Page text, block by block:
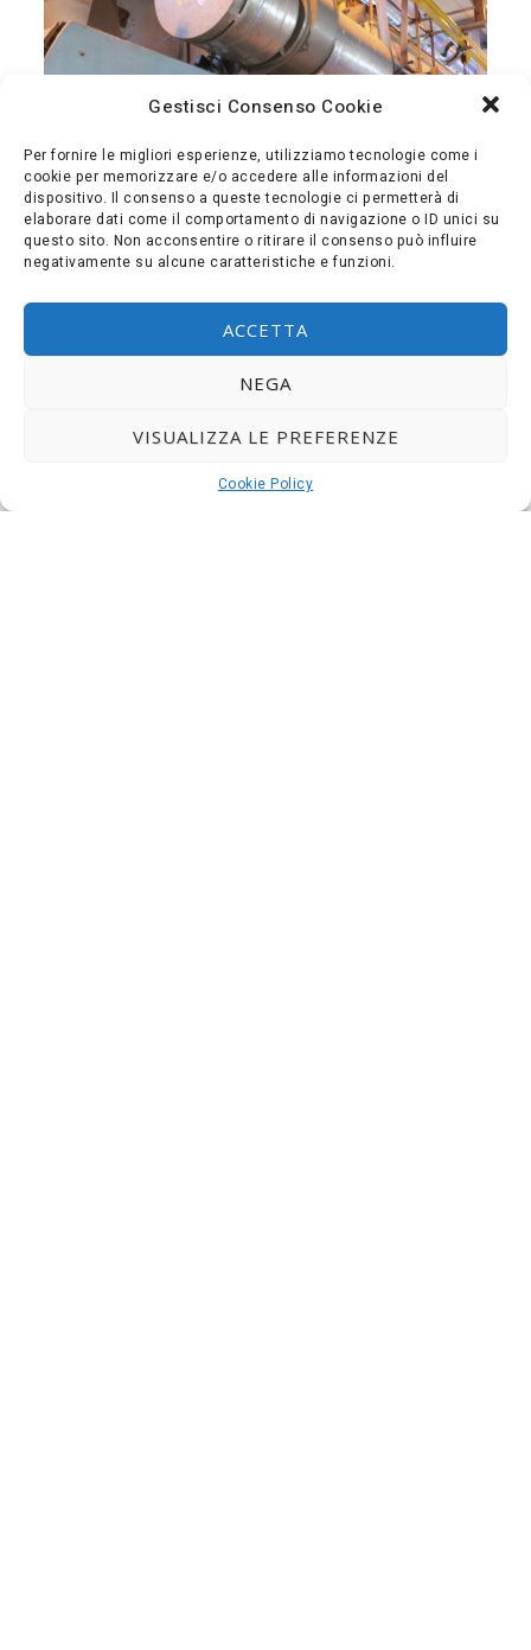
Gestisci Consenso Cookie
Per fornire le migliori esperienze, utilizziamo tecnologie come i
cookie per memorizzare e/o accedere alle informazioni del
dispositivo. Il consenso a queste tecnologie ci permetterà di
elaborare dati come il comportamento di navigazione o ID unici su
questo sito. Non acconsentire o ritirare il consenso può influire
negativamente su alcune caratteristiche e funzioni.
ACCETTA
NEGA
VISUALIZZA LE PREFERENZE
Cookie Policy